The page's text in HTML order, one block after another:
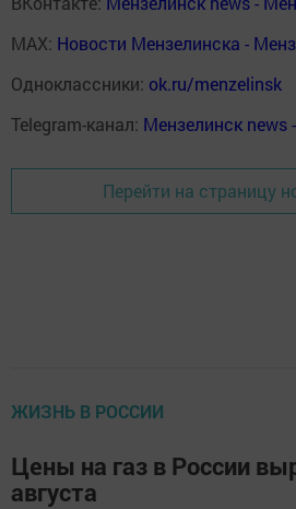
MAX: Новости Мензелинска -
Одноклассники: ok.ru/menzelinsk
Telegram-канал: Мензелинск
Перейти на страницу
ЖИЗНЬ В РОССИИ
Цены на газ в России
августа